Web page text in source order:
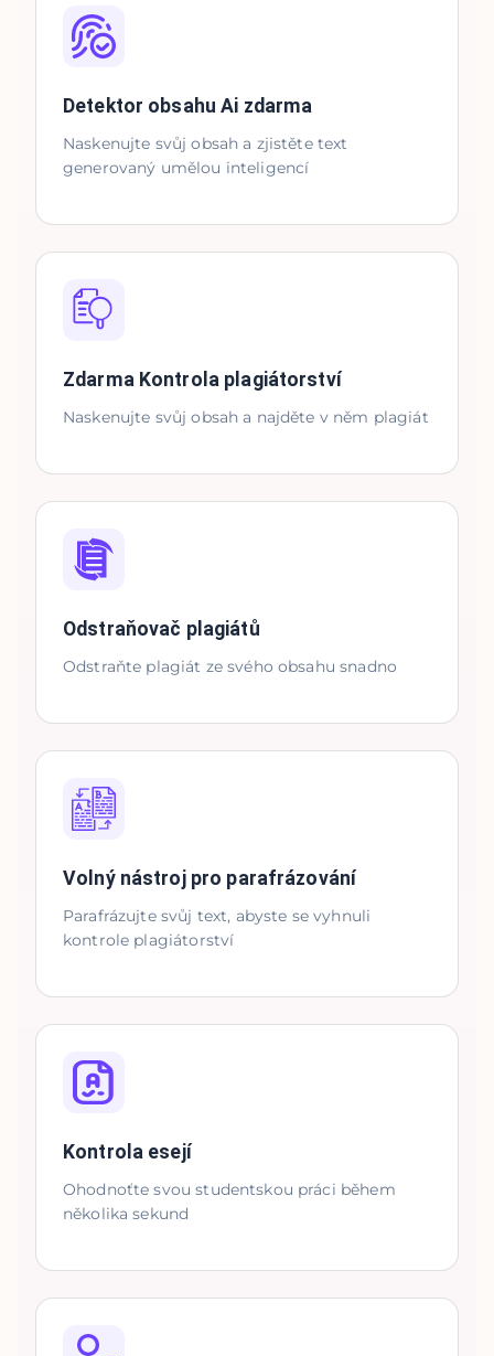
Detektor obsahu Ai zdarma
Naskenujte svůj obsah a zjistěte text
generovaný umělou inteligencí
Zdarma Kontrola plagiátorství
Naskenujte svůj obsah a najděte v něm plagiát
Odstraňovač plagiátů
Odstraňte plagiát ze svého obsahu snadno
Volný nástroj pro parafrázování
Parafrázujte svůj text, abyste se vyhnuli
kontrole plagiátorství
Kontrola esejí
Ohodnoťte svou studentskou práci během
několika sekund